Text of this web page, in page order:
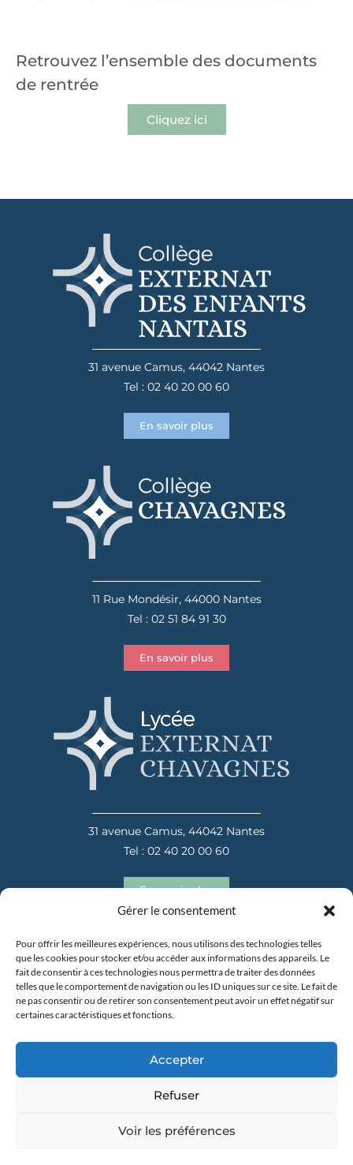
Gérer le consentement
Pour offrir les meilleures expériences, nous utilisons des technologies telles
que les cookies pour stocker et/ou accéder aux informations des appareils. Le
fait de consentir à ces technologies nous permettra de traiter des données
telles que le comportement de navigation ou les ID uniques sur ce site. Le fait de
ne pas consentir ou de retirer son consentement peut avoir un effet négatif sur
certaines caractéristiques et fonctions.
Accepter
Refuser
Voir les préférences
Retrouvez l’ensemble des documents
de rentrée
Cliquez ici
31 avenue Camus, 44042 Nantes
Tel : 02 40 20 00 60
En savoir plus
11 Rue Mondésir, 44000 Nantes
Tel : 02 51 84 91 30
En savoir plus
31 avenue Camus, 44042 Nantes
Tel : 02 40 20 00 60
En savoir plus
Tel : 02 40 20 00 60
En savoir plus